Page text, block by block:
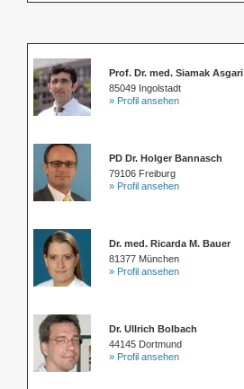
Prof. Dr. med. Siamak Asgari
85049 Ingolstadt
» Profil ansehen
PD Dr. Holger Bannasch
79106 Freiburg
» Profil ansehen
Dr. med. Ricarda M. Bauer
81377 München
» Profil ansehen
Dr. Ullrich Bolbach
44145 Dortmund
» Profil ansehen